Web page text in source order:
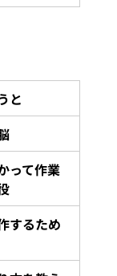
と
って作業
するため